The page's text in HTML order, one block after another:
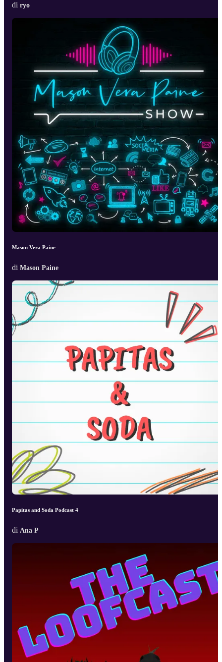
di ryo
Mason Vera Paine
di Mason Paine
Papitas and Soda Podcast 4
di Ana P